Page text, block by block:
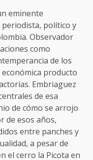
eminente
periodista, político y
Observador
como
de los
producto
Embriaguez
de esa
de cómo se arrojo
de esos años,
entre panches y
a pesar de
el cerro la Picota en